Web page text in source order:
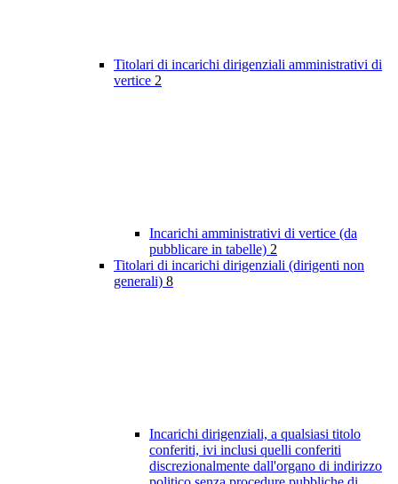
Titolari di incarichi dirigenziali amministrativi di
vertice 2
Incarichi amministrativi di vertice (da
pubblicare in tabelle) 2
Titolari di incarichi dirigenziali (dirigenti non
generali) 8
Incarichi dirigenziali, a qualsiasi titolo
conferiti, ivi inclusi quelli conferiti
discrezionalmente dall'organo di indirizzo